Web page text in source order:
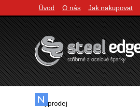
Výprodej
Navigácia
Úvod O nás Jak nakupovat